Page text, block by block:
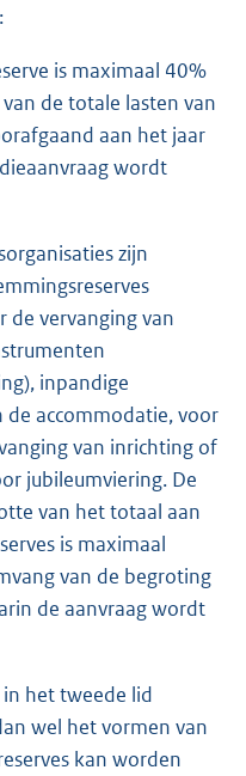
is maximaal 40%
de totale lasten van
aan het jaar
wordt
zijn
de vervanging van
inpandige
de accommodatie, voor
van inrichting of
jubileumviering. De
van het totaal aan
is maximaal
van de begroting
de aanvraag wordt
het tweede lid
wel het vormen van
kan worden